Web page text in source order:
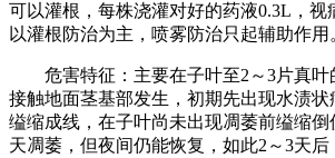
可以灌根，每株浇灌对好的药液0.3L，视
以灌根防治为主，喷雾防治只起辅助作用
危害特征：主要在子叶至2～3片真叶
接触地面茎基部发生，初期先出现水渍状
缢缩成线，在子叶尚未出现凋萎前缢缩倒
天凋萎，但夜间仍能恢复，如此2～3天后